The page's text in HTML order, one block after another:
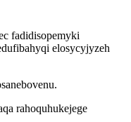
fadidisopemyki
elosycyjyzeh
rahoquhukejege